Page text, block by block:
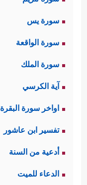
سورة يس
سورة الواقعة
سورة الملك
آية الكرسي
اواخر سورة البقرة
تفسير ابن عاشور
أدعية من السنة
الدعاء للميت